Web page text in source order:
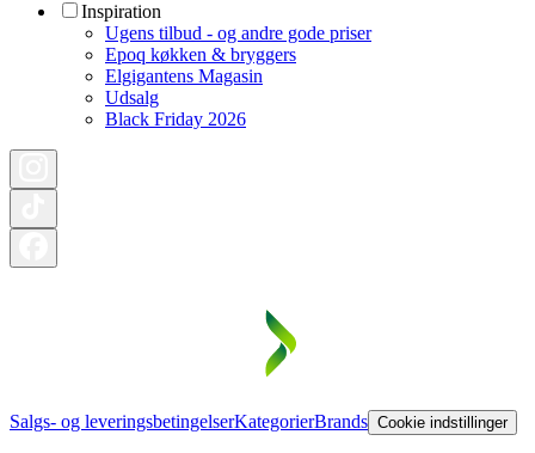
Inspiration
Ugens tilbud - og andre gode priser
Epoq køkken & bryggers
Elgigantens Magasin
Udsalg
Black Friday 2026
Salgs- og leveringsbetingelserKategorierBrands Cookie indstillinger